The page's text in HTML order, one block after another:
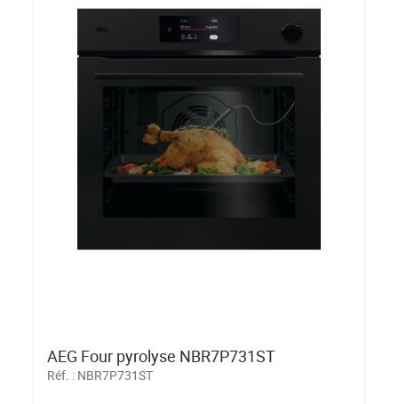
AEG Four pyrolyse NBR7P731ST
Réf. : NBR7P731ST